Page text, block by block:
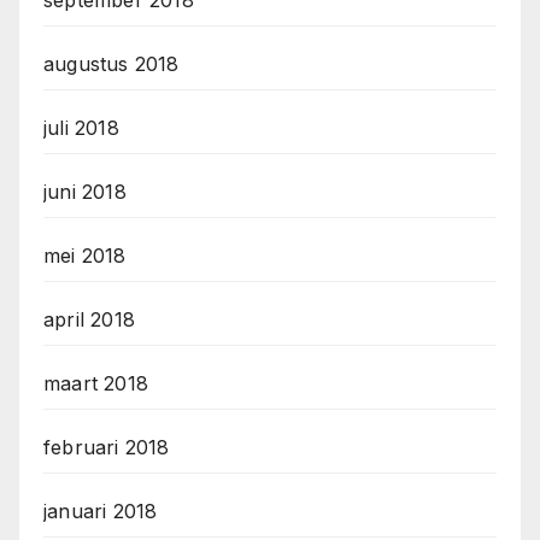
augustus 2018
juli 2018
juni 2018
mei 2018
april 2018
maart 2018
februari 2018
januari 2018